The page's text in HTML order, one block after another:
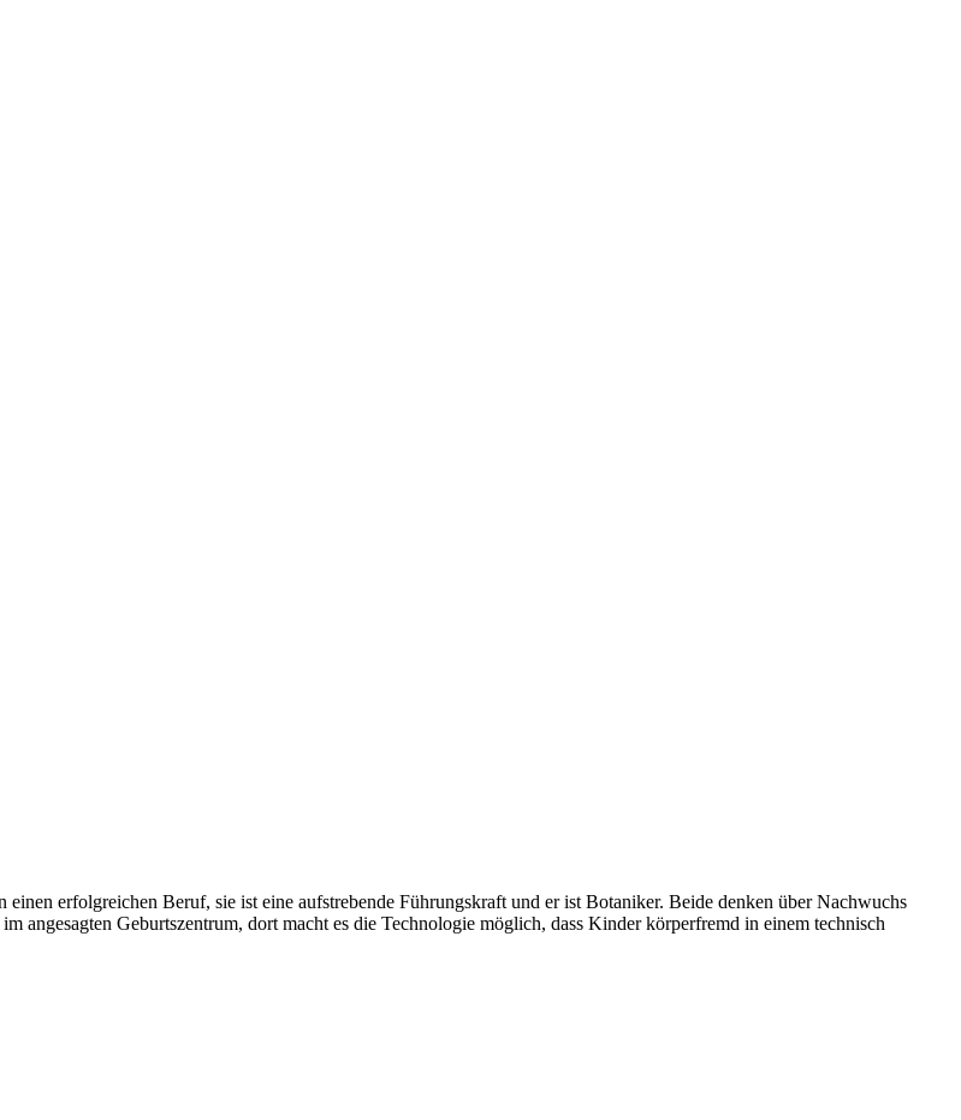
erfolgreichen Beruf, sie ist eine aufstrebende Führungskraft und er ist Botaniker. Beide denken über Nachwuchs
angesagten Geburtszentrum, dort macht es die Technologie möglich, dass Kinder körperfremd in einem technisch